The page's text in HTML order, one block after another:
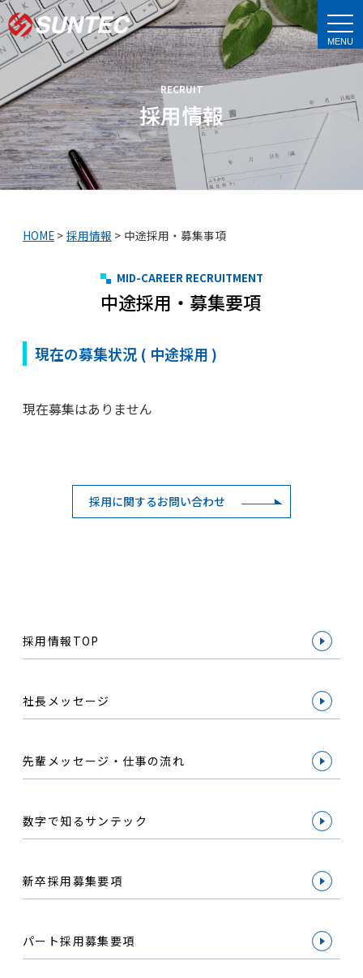
t
o
g
g
l
n
a
o
RECRUIT
採用情報
HOME > 採用情報 > 中途採用・募集事項
MID-CAREER RECRUITMENT
中途採用・募集要項
現在の募集状況 ( 中途採用 )
現在募集はありません
採用に関するお問い合わせ
採用情報TOP
社長メッセージ
先輩メッセージ・仕事の流れ
数字で知るサンテック
新卒採用募集要項
パート採用募集要項